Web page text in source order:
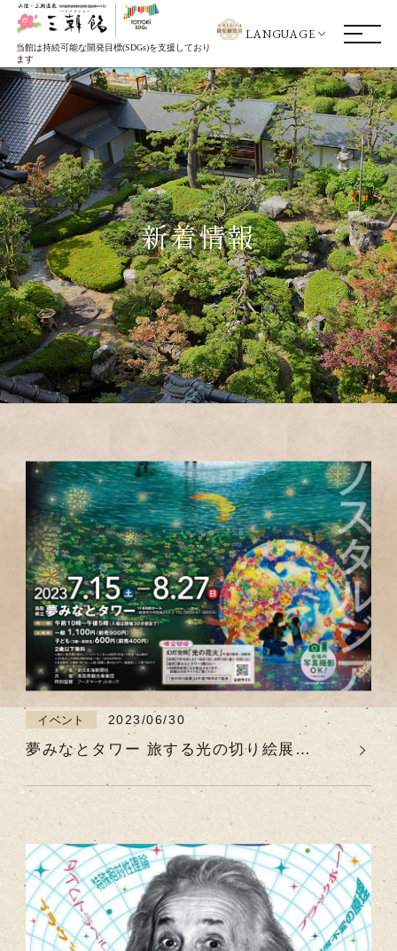
当館は持続可能な開発目標(SDGs)を支援しており
ます
LANGUAGE
新着情報
イベント 2023/06/30
夢みなとタワー 旅する光の切り絵展
【2023年7月15日（土）～8月27日
（日）】中国地方初開催！